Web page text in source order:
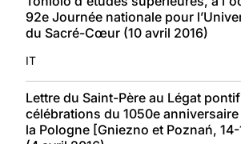
92e Journée nationale pour
du Sacré-Cœur (10 avril 2016)
IT
Lettre du Saint-Père au Légat
célébrations du 1050e
la Pologne [Gniezno et Poznań,